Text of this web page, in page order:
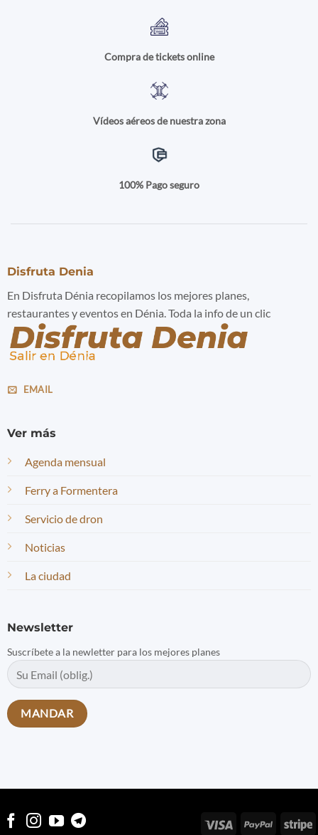
Compra de tickets online
Vídeos aéreos de nuestra zona
100% Pago seguro
Disfruta Denia
En Disfruta Dénia recopilamos los mejores planes,
restaurantes y eventos en Dénia. Toda la info de un clic
EMAIL
Ver más
Agenda mensual
Ferry a Formentera
Servicio de dron
Noticias
La ciudad
Newsletter
Suscríbete a la newletter para los mejores planes
Visa PayPal